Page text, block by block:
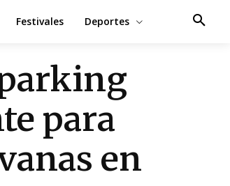
Festivales Deportes
para
en